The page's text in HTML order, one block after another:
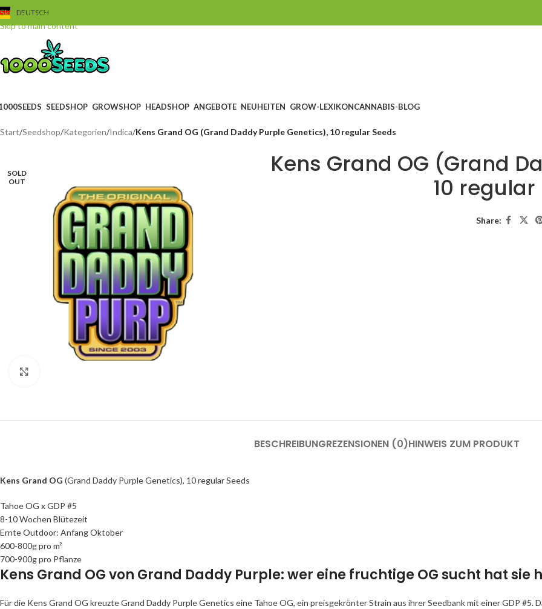
Skip to navigation
Skip to main content
DEUTSCH
SEEDSHOP GROWSHOP HEADSHOP ANGEBOTE NEUHEITEN GROW-LEXIKONCANNABIS-BLOG
Start/Seedshop/Kategorien/Indica/Kens Grand OG (Grand Daddy Purple Genetics), 10 regular Seeds
SOLD
OUT
Kens Grand OG (Grand
10 regular
Share:
BESCHREIBUNGREZENSIONEN (0)HINWEIS ZUM PRODUKT
Kens Grand OG (Grand Daddy Purple Genetics), 10 regular Seeds
Tahoe OG x GDP #5
8-10 Wochen Blütezeit
Ernte Outdoor: Anfang Oktober
600-800g pro m²
700-900g pro Pflanze
Kens Grand OG von Grand Daddy Purple: wer eine fruchtige OG sucht hat sie
Für die Kens Grand OG kreuzte Grand Daddy Purple Genetics eine Tahoe OG, ein preisgekrönter Strain aus ihrer Seedbank mit einer GDP #5.